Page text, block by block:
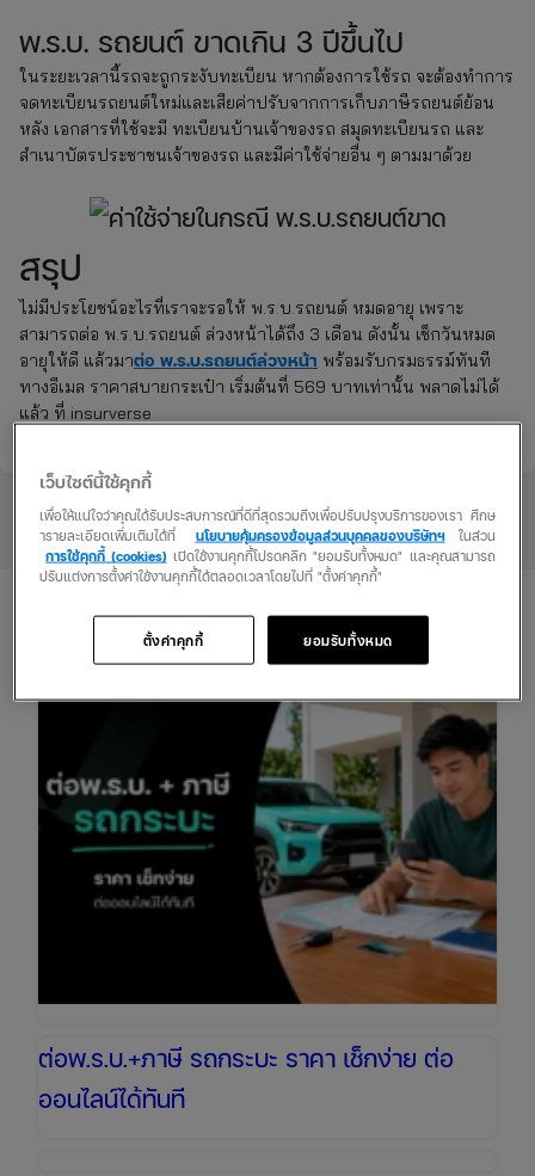
พ.ร.บ. รถยนต์ ขาดเกิน 3 ปีขึ้นไป
ในระยะเวลานี้รถจะถูกระงับทะเบียน หากต้องการใช้รถ จะต้องทำการ
จดทะเบียนรถยนต์ใหม่และเสียค่าปรับจากการเก็บภาษีรถยนต์ย้อน
หลัง เอกสารที่ใช้จะมี ทะเบียนบ้านเจ้าของรถ สมุดทะเบียนรถ และ
สำเนาบัตรประชาชนเจ้าของรถ และมีค่าใช้จ่ายอื่น ๆ ตามมาด้วย
สรุป
ไม่มีประโยชน์อะไรที่เราจะรอให้ พ.ร.บ.รถยนต์ หมดอายุ เพราะ
สามารถต่อ พ.ร.บ.รถยนต์ ล่วงหน้าได้ถึง 3 เดือน ดังนั้น เช็กวันหมด
อายุให้ดี แล้วมาต่อ พ.ร.บ.รถยนต์ล่วงหน้า พร้อมรับกรมธรรม์ทันที
ทางอีเมล ราคาสบายกระเป๋า เริ่มต้นที่ 569 บาทเท่านั้น พลาดไม่ได้
แล้ว ที่ insurverse
บทความที่เกี่ยวข้อง
ต่อพ.ร.บ.+ภาษี รถกระบะ ราคา เช็กง่าย ต่อ
ออนไลน์ได้ทันที
เว็บไซต์นี้ใช้คุกกี้
เพื่อให้แน่ใจว่าคุณได้รับประสบการณ์ที่ดีที่สุดรวมถึงเพื่อปรับปรุงบริการของเรา ศึกษ
ารายละเอียดเพิ่มเติมได้ที่
นโยบายคุ้มครองข้อมูลส่วนบุคคลของบริษัทฯในส่วน
การใช้คุกกี้ (cookies) เปิดใช้งานคุกกี้โปรดคลิก "ยอมรับทั้งหมด" และคุณสามารถ
ปรับแต่งการตั้งค่าใช้งานคุกกี้ได้ตลอดเวลาโดยไปที่ "ตั้งค่าคุกกี้"
ยอมรับทั้งหมด
ตั้งค่าคุกกี้